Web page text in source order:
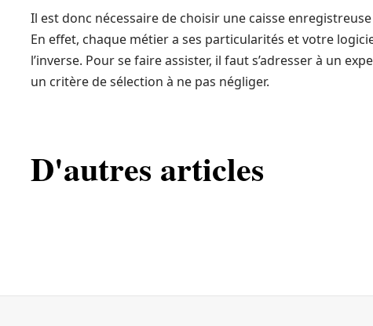
Il est donc nécessaire de choisir une caisse
En effet, chaque métier a ses particularités et votre
l’inverse. Pour se faire assister, il faut s’adresser à un
un critère de sélection à ne pas négliger.
D'autres articles